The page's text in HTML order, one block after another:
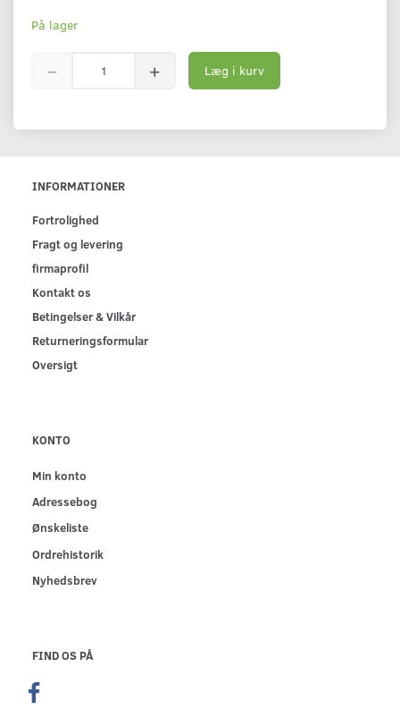
På lager
Læg i kurv
INFORMATIONER
Fortrolighed
Fragt og levering
firmaprofil
Kontakt os
Betingelser & Vilkår
Returneringsformular
Oversigt
KONTO
Min konto
Adressebog
Ønskeliste
Ordrehistorik
Nyhedsbrev
FIND OS PÅ